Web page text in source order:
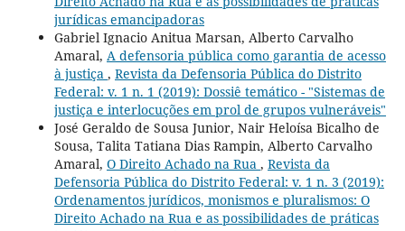
jurídicas emancipadoras
Gabriel Ignacio Anitua Marsan, Alberto Carvalho
Amaral, A defensoria pública como garantia de acesso
à justiça , Revista da Defensoria Pública do Distrito
Federal: v. 1 n. 1 (2019): Dossiê temático - "Sistemas de
justiça e interlocuções em prol de grupos vulneráveis"
José Geraldo de Sousa Junior, Nair Heloísa Bicalho de
Sousa, Talita Tatiana Dias Rampin, Alberto Carvalho
Amaral, O Direito Achado na Rua , Revista da
Defensoria Pública do Distrito Federal: v. 1 n. 3 (2019):
Ordenamentos jurídicos, monismos e pluralismos: O
Direito Achado na Rua e as possibilidades de práticas